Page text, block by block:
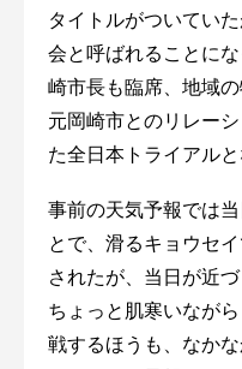
タイトルがついてい
会と呼ばれることに
崎市長も臨席、地域
元岡崎市とのリレー
た全日本トライアルと
事前の天気予報では
とで、滑るキョウセ
されたが、当日が近
ちょっと肌寒いなが
戦するほうも、なか